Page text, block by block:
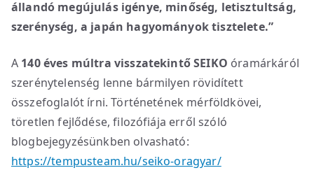
állandó megújulás igénye, minőség, letisztultság,
szerénység, a japán hagyományok tisztelete.”
A 140 éves múltra visszatekintő SEIKO óramárkáról
szerénytelenség lenne bármilyen rövidített
összefoglalót írni. Történetének mérföldkövei,
töretlen fejlődése, filozófiája erről szóló
blogbejegyzésünkben olvasható:
https://tempusteam.hu/seiko-oragyar/